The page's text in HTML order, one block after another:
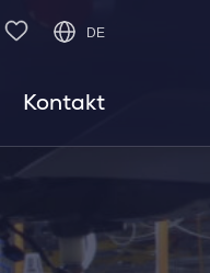
DE
Kontakt